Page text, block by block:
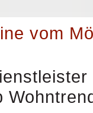
vom